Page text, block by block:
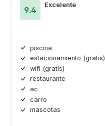
9.4
Excelente
piscina
estacionamiento (gratis)
wifi (gratis)
restaurante
ac
carro
mascotas